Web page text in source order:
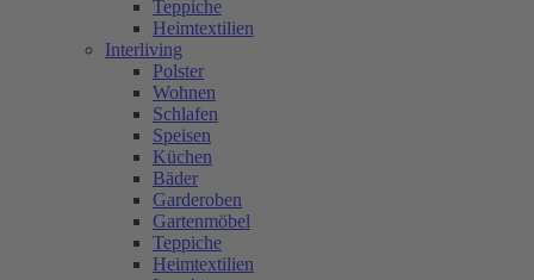
Teppiche
Heimtextilien
Interliving
Polster
Wohnen
Schlafen
Speisen
Küchen
Bäder
Garderoben
Gartenmöbel
Teppiche
Heimtextilien